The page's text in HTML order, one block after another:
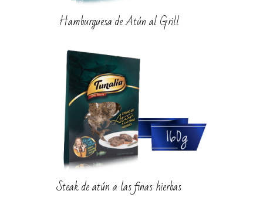
Hamburguesa de Atún al Grill
Steak de atún a las finas hierbas